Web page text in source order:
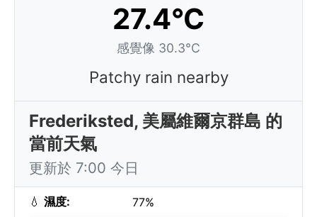
27.4°C
感覺像 30.3°C
Patchy rain nearby
Frederiksted, 美屬維爾京群島 的
當前天氣
更新於 7:00 今日
💧 濕度: 77%